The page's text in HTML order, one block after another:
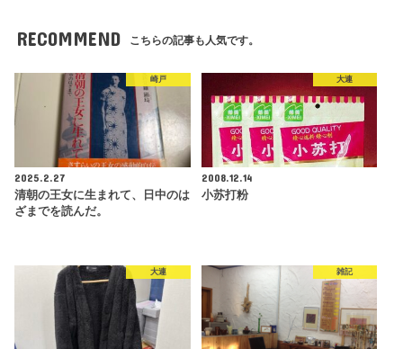
RECOMMEND こちらの記事も人気です。
崎戸
2025.2.27
清朝の王女に生まれて、日中のは
ざまでを読んだ。
大連
2008.12.14
小苏打粉
大連 雑記